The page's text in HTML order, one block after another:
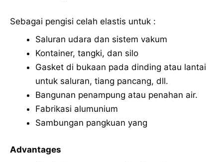
Sebagai pengisi celah elastis untuk :
Saluran udara dan sistem vakum
Kontainer, tangki, dan silo
Gasket di bukaan pada dinding atau lantai
untuk saluran, tiang pancang, dll.
Bangunan penampung atau penahan air.
Fabrikasi alumunium
Sambungan pangkuan yang
Advantages